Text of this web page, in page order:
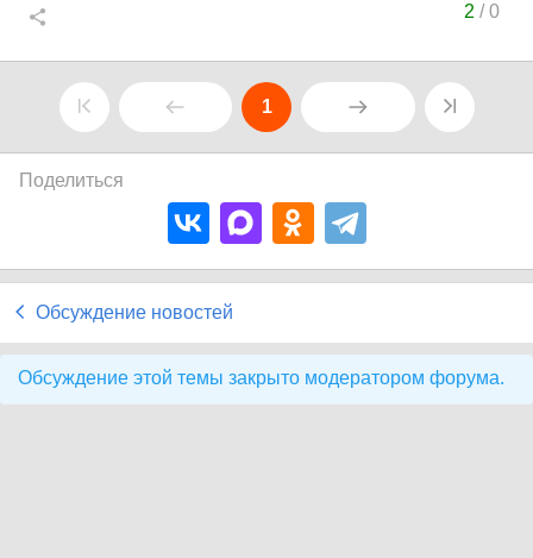
2 /0
1
Поделиться
Обсуждение новостей
Обсуждение этой темы закрыто модератором форума.